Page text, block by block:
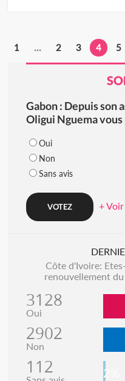
1 ... 2 3 4 5
Gabon : Depuis son
Oligui Nguema
Oui
Non
Sans avis
+
Côte d'Ivoire:
renouvellement
3128
Oui
2902
Non
112 2%